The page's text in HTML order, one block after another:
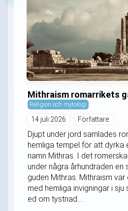
Mithraism romarrikets
Religion och mytologi
14 juli 2026 Författare:
Djupt under jord samlades
hemliga tempel för att dyrka
namn Mithras. I det
under några århundraden en
guden Mithras. Mithraism
med hemliga invigningar i
ed om tystnad....